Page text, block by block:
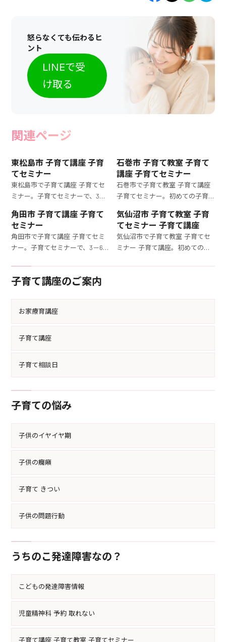
怒らなくても伝わるヒ
ント
LINEで受
け取る
関連ページ
東松島市 子育て講座 子育
てセミナー
東松島市で子育て講座 子育てセ
ミナー。子育てセミナーで、3－
た育児法を学びましょう。育児の
悩みを解決するための実践的な
講座です。
石巻市 子育て教室 子育て
講座 子育てセミナー
石巻市で子育て教室 子育て講座
子育てセミナー。初めての子育
オンラインで参加できる子育て
セミナーで、3－6歳の子どもの
育て方を徹底的に学びましょう。
角田市 子育て講座 子育て
セミナー
角田市で子育て講座 子育てセミ
ナー。子育てセミナーで、3－6
する具体的な方法を専門家が指
気仙沼市 子育て教室 子育
てセミナー 子育て講座
気仙沼市で子育て教室 子育てセ
ミナー 子育て講座。初めての子
子育て講座のご案内
お家療育講座
子育て講座
子育て相談日
子育ての悩み
子供のイヤイヤ期
子供の癇癪
子育て きつい
子供の問題行動
うちのこ発達障害なの？
こどもの発達障害情報
児童精神科 予約 取れない
子育て講座 子育て教室 子育てセミナー